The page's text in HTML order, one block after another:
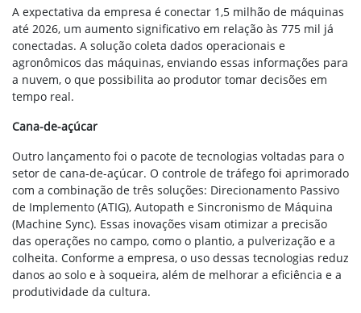
A expectativa da empresa é conectar 1,5 milhão de máquinas
até 2026, um aumento significativo em relação às 775 mil já
conectadas. A solução coleta dados operacionais e
agronômicos das máquinas, enviando essas informações para
a nuvem, o que possibilita ao produtor tomar decisões em
tempo real.
Cana-de-açúcar
Outro lançamento foi o pacote de tecnologias voltadas para o
setor de cana-de-açúcar. O controle de tráfego foi aprimorado
com a combinação de três soluções: Direcionamento Passivo
de Implemento (ATIG), Autopath e Sincronismo de Máquina
(Machine Sync). Essas inovações visam otimizar a precisão
das operações no campo, como o plantio, a pulverização e a
colheita. Conforme a empresa, o uso dessas tecnologias reduz
danos ao solo e à soqueira, além de melhorar a eficiência e a
produtividade da cultura.